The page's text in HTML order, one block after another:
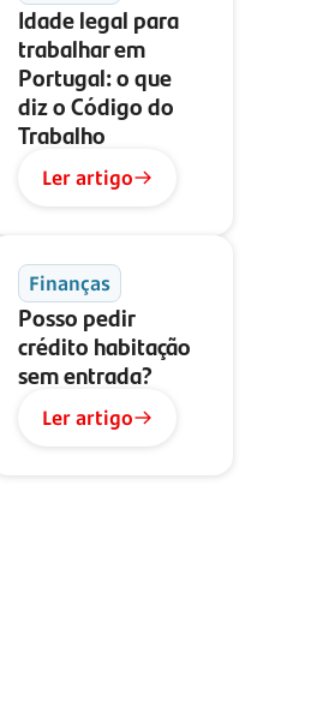
Idade legal para
trabalhar em
Portugal: o que
diz o Código do
Trabalho
Ler artigo
Finanças
Posso pedir
crédito habitação
sem entrada?
Ler artigo